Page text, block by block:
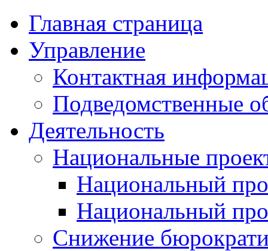
Главная страница
Управление
Контактная
Подведомственные
Деятельность
Национальные
Национальный
Национальный
Снижение